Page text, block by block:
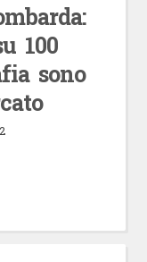
100
sono